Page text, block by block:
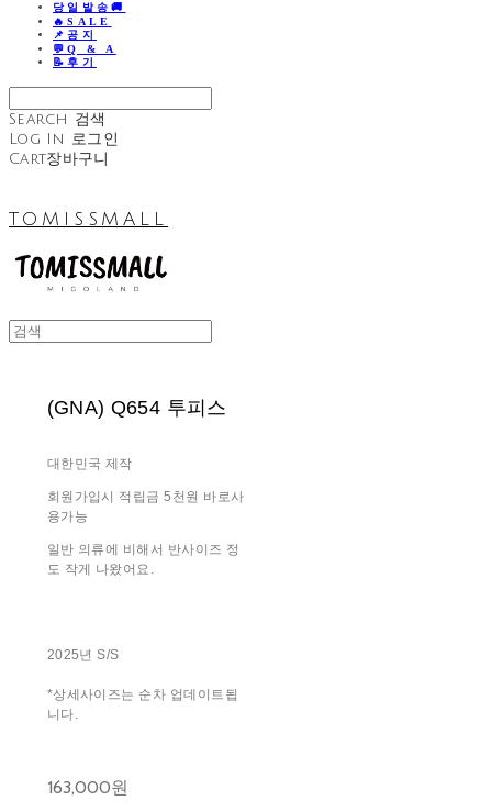
당일발송🚚
🔥SALE
📌공지
💬Q & A
📝후기
Search 검색
Log In 로그인
Cart장바구니
TOMISSMALL
(GNA) Q654 투피스
대한민국 제작
회원가입시 적립금 5천원 바로사
용가능
일반 의류에 비해서 반사이즈 정
도 작게 나왔어요.
2025년 S/S
*상세사이즈는 순차 업데이트됩
니다.
163,000원